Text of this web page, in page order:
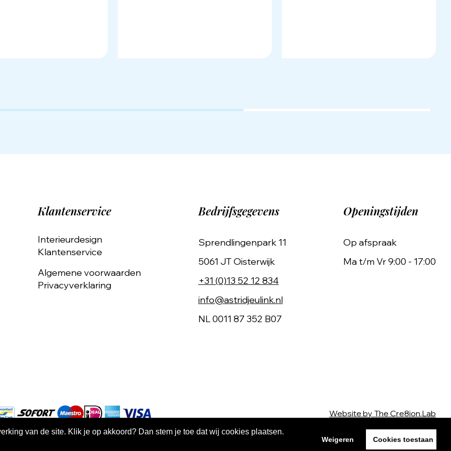
van de site. Klik je op akkoord? Dan stem je toe dat wij cookies plaatsen.
Weigeren Cookies toestaan
Klantenservice
Interieurdesign
Klantenservice
Algemene voorwaarden
Privacyverklaring
Bedrijfsgegevens
Sprendlingenpark 11
5061 JT Oisterwijk
+31 (0)13 52 12 834
info@astridjeulink.nl
NL 0011 87 352 B07
Openingstijden
Op afspraak
Ma t/m Vr 9:00 - 17:00
Website by The Cre8ion.Lab